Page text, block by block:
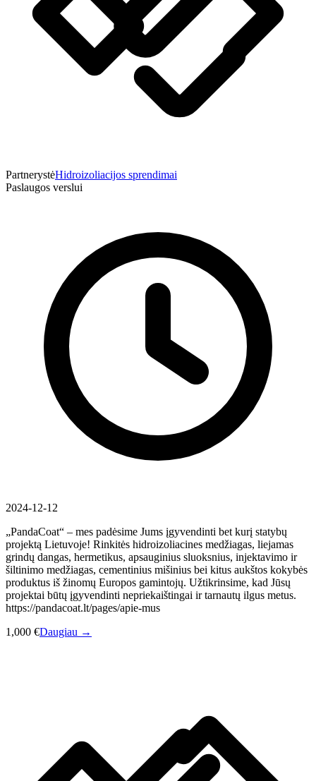
PartnerystėHidroizoliacijos sprendimai
Paslaugos verslui
2024-12-12
„PandaCoat“ – mes padėsime Jums įgyvendinti bet kurį statybų
projektą Lietuvoje! Rinkitės hidroizoliacines medžiagas, liejamas
grindų dangas, hermetikus, apsauginius sluoksnius, injektavimo ir
šiltinimo medžiagas, cementinius mišinius bei kitus aukštos kokybės
produktus iš žinomų Europos gamintojų. Užtikrinsime, kad Jūsų
projektai būtų įgyvendinti nepriekaištingai ir tarnautų ilgus metus.
https://pandacoat.lt/pages/apie-mus
1,000 €Daugiau →